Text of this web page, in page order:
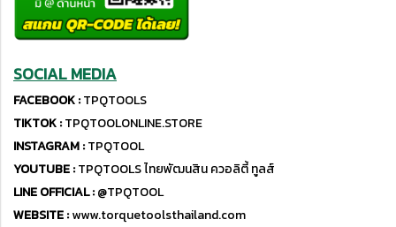
SOCIAL MEDIA
FACEBOOK :TPQTOOLS
TIKTOK :TPQTOOLONLINE.STORE
INSTAGRAM :TPQTOOL
YOUTUBE :TPQTOOLS ไทยพัฒนสิน ควอลิตี้ ทูลส์
LINE OFFICIAL :@TPQTOOL
WEBSITE :www.torquetoolsthailand.com